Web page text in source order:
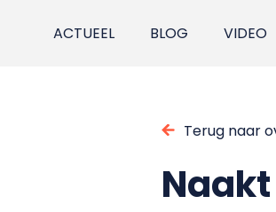
ACTUEEL BLOG VIDEO
Terug naar